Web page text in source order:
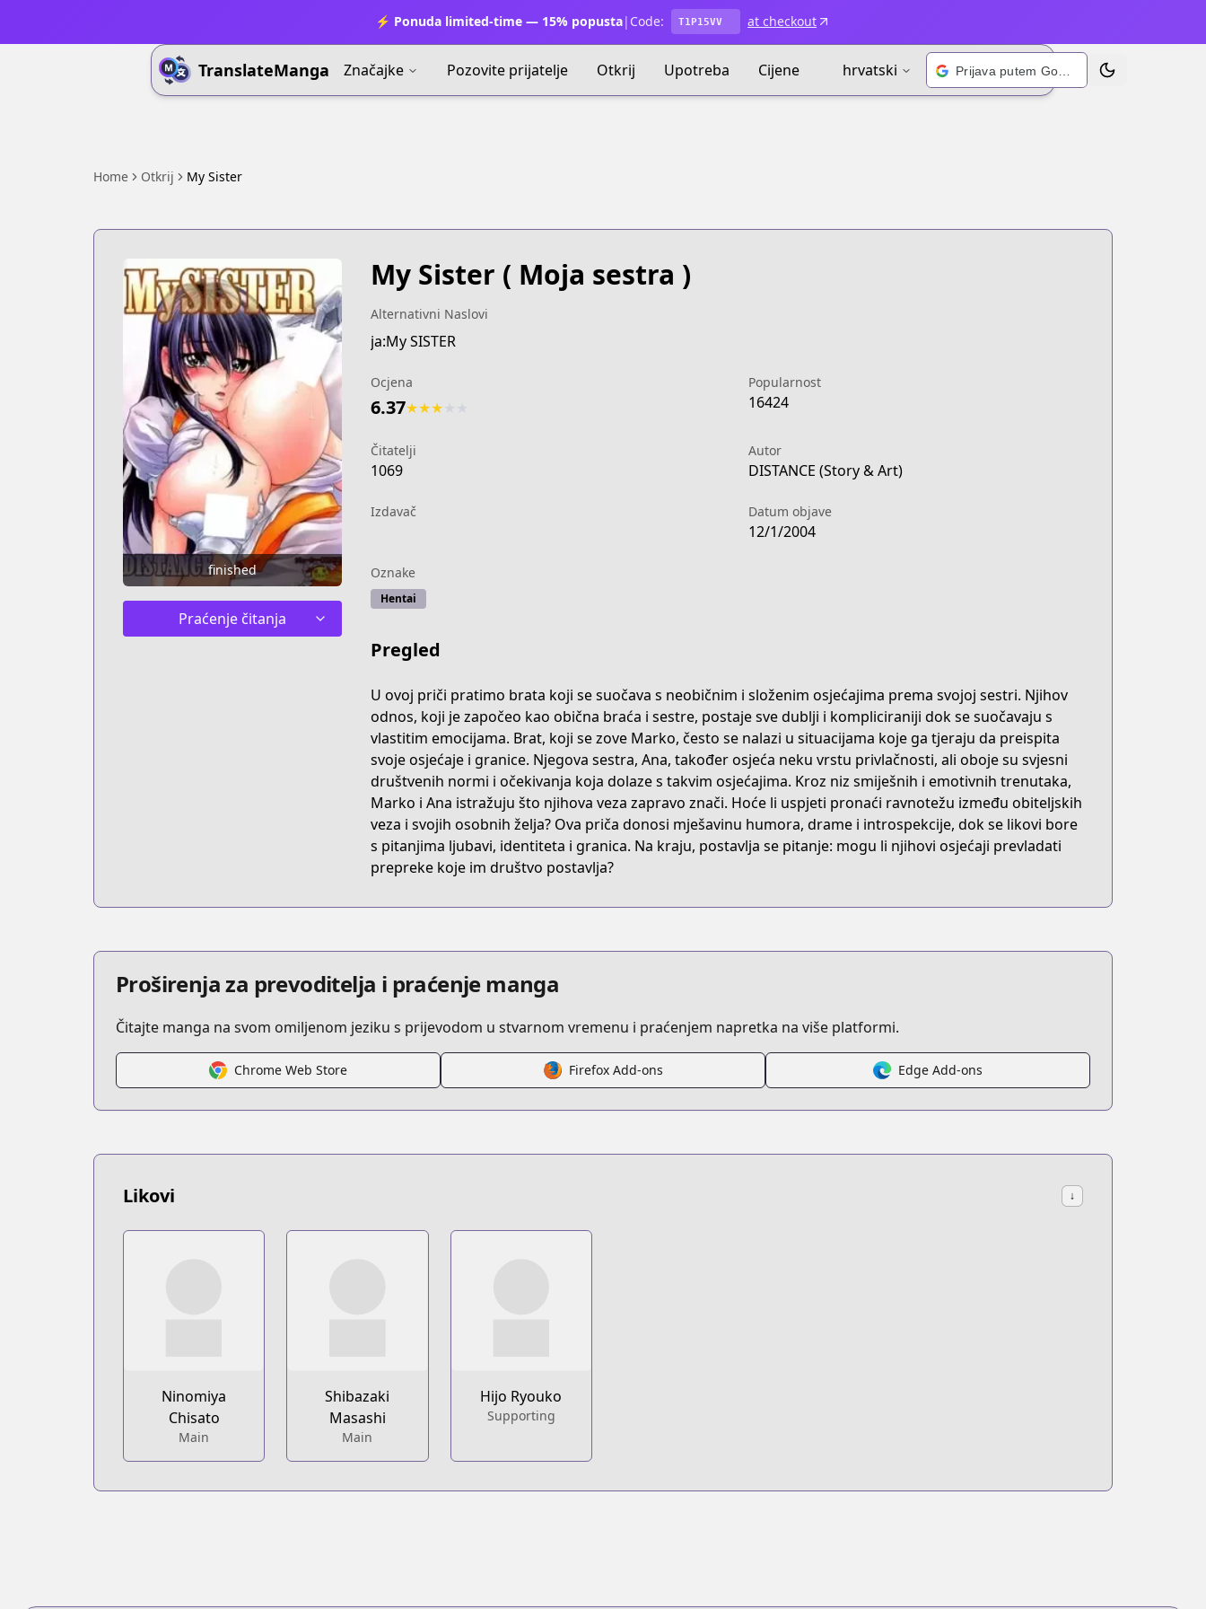
⚡ Ponuda limited-time — 15% popusta| Code: T1P15VV at checkout
TranslateManga Značajke Pozovite prijatelje Otkrij Upotreba Cijene hrvatski Prebaci temu
Home Otkrij My Sister
finished
Praćenje čitanja
My Sister ( Moja sestra )
Alternativni Naslovi
ja:My SISTER
Ocjena
6.37★★★
Popularnost
16424
Čitatelji
1069
Autor
DISTANCE (Story & Art)
Izdavač Datum objave
12/1/2004
Oznake
Hentai
Pregled
U ovoj priči pratimo brata koji se suočava s neobičnim i složenim osjećajima prema svojoj sestri. Njihov
odnos, koji je započeo kao obična braća i sestre, postaje sve dublji i kompliciraniji dok se suočavaju s
vlastitim emocijama. Brat, koji se zove Marko, često se nalazi u situacijama koje ga tjeraju da preispita
svoje osjećaje i granice. Njegova sestra, Ana, također osjeća neku vrstu privlačnosti, ali oboje su svjesni
društvenih normi i očekivanja koja dolaze s takvim osjećajima. Kroz niz smiješnih i emotivnih trenutaka,
Marko i Ana istražuju što njihova veza zapravo znači. Hoće li uspjeti pronaći ravnotežu između obiteljskih
veza i svojih osobnih želja? Ova priča donosi mješavinu humora, drame i introspekcije, dok se likovi bore
s pitanjima ljubavi, identiteta i granica. Na kraju, postavlja se pitanje: mogu li njihovi osjećaji prevladati
prepreke koje im društvo postavlja?
Proširenja za prevoditelja i praćenje manga
Čitajte manga na svom omiljenom jeziku s prijevodom u stvarnom vremenu i praćenjem napretka na više platformi.
Chrome Web Store Firefox Add-ons Edge Add-ons
Likovi ↓
Ninomiya
Chisato
Main
Shibazaki
Masashi
Main
Hijo Ryouko
Supporting